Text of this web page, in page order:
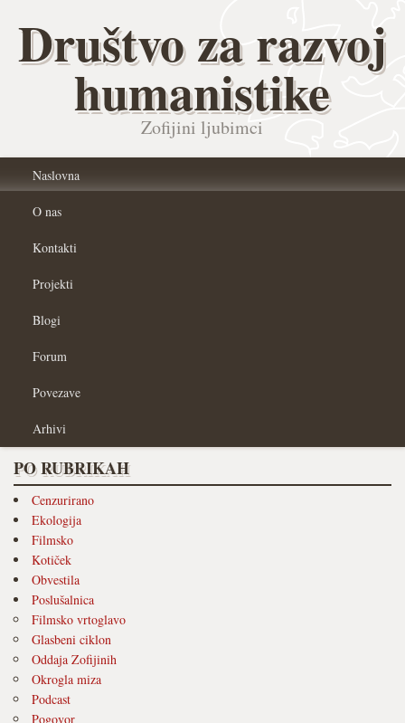
Društvo za razvoj
humanistike
Zofijini ljubimci
Naslovna
O nas
Kontakti
Projekti
Blogi
Forum
Povezave
Arhivi
PO RUBRIKAH
Cenzurirano
Ekologija
Filmsko
Kotiček
Obvestila
Poslušalnica
Filmsko vrtoglavo
Glasbeni ciklon
Oddaja Zofijinih
Okrogla miza
Podcast
Pogovor